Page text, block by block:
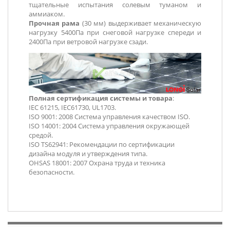
тщательные испытания солевым туманом и
аммиаком.
Прочная рама (30 мм) выдерживает механическую
нагрузку 5400Па при снеговой нагрузке спереди и
2400Па при ветровой нагрузке сзади.
Полная сертификация системы и товара:
IEC 61215, IEC61730, UL1703.
ISO 9001: 2008 Система управления качеством ISO.
ISO 14001: 2004 Система управления окружающей
средой.
ISO TS62941: Рекомендации по сертификации
дизайна модуля и утверждения типа.
OHSAS 18001: 2007 Охрана труда и техника
безопасности.